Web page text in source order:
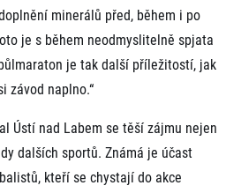
minerálů před, během i po
je s během neodmyslitelně spjata
je tak další příležitostí, jak
závod naplno.“
Ústí nad Labem se těší zájmu nejen
dalších sportů. Známá je účast
kteří se chystají do akce